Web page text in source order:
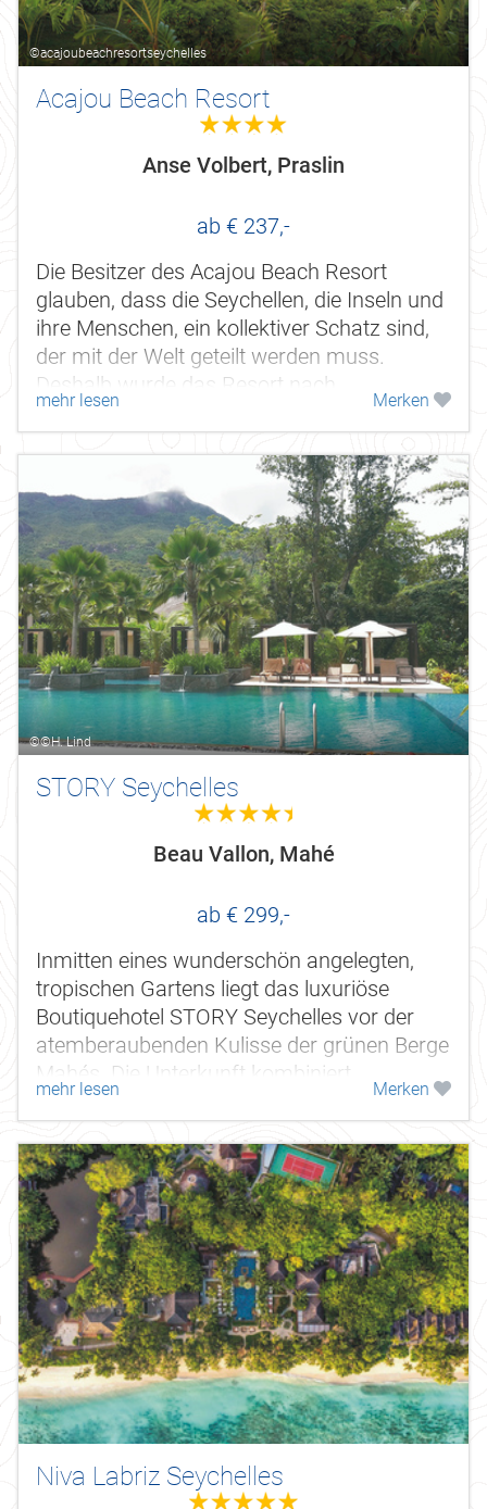
©acajoubeachresortseychelles
Acajou Beach Resort
4.0
Anse Volbert, Praslin
ab € 237,-
Die Besitzer des Acajou Beach Resort
glauben, dass die Seychellen, die Inseln und
ihre Menschen, ein kollektiver Schatz sind,
der mit der Welt geteilt werden muss.
Deshalb wurde das Resort nach
umweltfreundlichen aber auch modernen...
mehr lesen Merken
©©H. Lind
STORY Seychelles
4.5
Beau Vallon, Mahé
ab € 299,-
Inmitten eines wunderschön angelegten,
tropischen Gartens liegt das luxuriöse
Boutiquehotel STORY Seychelles vor der
atemberaubenden Kulisse der grünen Berge
Mahés. Die Unterkunft kombiniert
vollendeten Komfort und eleganten Luxus
mit...
mehr lesen Merken
Niva Labriz Seychelles
5.0